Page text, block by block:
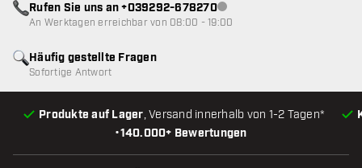
•140.000+ Bewertungen
Produkte auf Lager, Versand innerhalb von 1-2 Tagen*
Häufig gestellte Fragen
Sofortige Antwort
Rufen Sie uns an +039292-678270Kundenservice nicht
An Werktagen erreichbar von 08:00 - 19:00